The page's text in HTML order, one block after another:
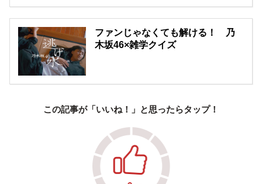
ファンじゃなくても解ける！ 乃
木坂46×雑学クイズ
この記事が「いいね！」と思ったらタップ！